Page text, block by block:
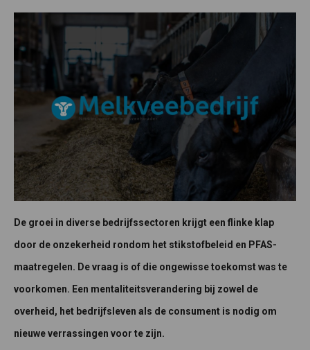
De groei in diverse bedrijfssectoren krijgt een flinke klap
door de onzekerheid rondom het stikstofbeleid en PFAS-
maatregelen. De vraag is of die ongewisse toekomst was te
voorkomen. Een mentaliteitsverandering bij zowel de
overheid, het bedrijfsleven als de consument is nodig om
nieuwe verrassingen voor te zijn.